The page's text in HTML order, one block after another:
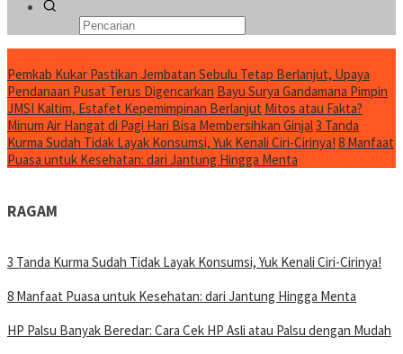
Pemkab Kukar Pastikan Jembatan Sebulu Tetap Berlanjut, Upaya
Pendanaan Pusat Terus Digencarkan Bayu Surya Gandamana Pimpin
JMSI Kaltim, Estafet Kepemimpinan Berlanjut Mitos atau Fakta?
Minum Air Hangat di Pagi Hari Bisa Membersihkan Ginjal3 Tanda
Kurma Sudah Tidak Layak Konsumsi, Yuk Kenali Ciri-Cirinya! 8 Manfaat
Puasa untuk Kesehatan: dari Jantung Hingga Menta
RAGAM
3 Tanda Kurma Sudah Tidak Layak Konsumsi, Yuk Kenali Ciri-Cirinya!
8 Manfaat Puasa untuk Kesehatan: dari Jantung Hingga Menta
HP Palsu Banyak Beredar: Cara Cek HP Asli atau Palsu dengan Mudah